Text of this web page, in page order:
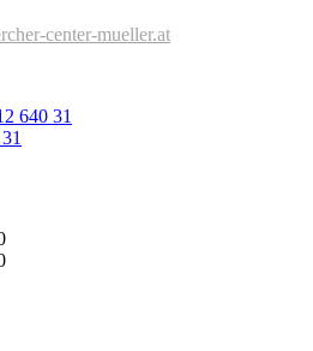
center-mueller.at
640 31